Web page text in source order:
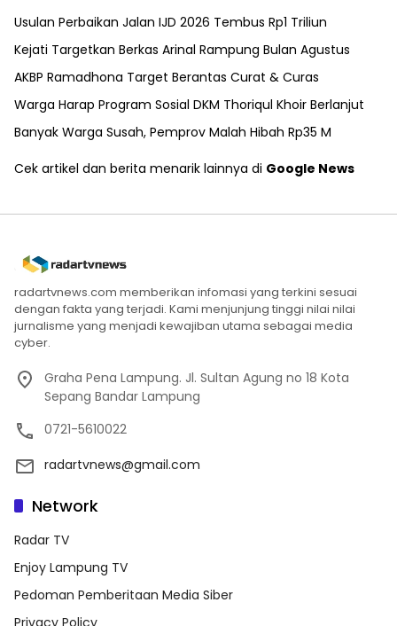
Usulan Perbaikan Jalan IJD 2026 Tembus Rp1 Triliun
Kejati Targetkan Berkas Arinal Rampung Bulan Agustus
AKBP Ramadhona Target Berantas Curat & Curas
Warga Harap Program Sosial DKM Thoriqul Khoir Berlanjut
Banyak Warga Susah, Pemprov Malah Hibah Rp35 M
Cek artikel dan berita menarik lainnya di Google News
radartvnews.com memberikan infomasi yang terkini sesuai
dengan fakta yang terjadi. Kami menjunjung tinggi nilai nilai
jurnalisme yang menjadi kewajiban utama sebagai media
cyber.
Graha Pena Lampung. Jl. Sultan Agung no 18 Kota
Sepang Bandar Lampung
0721-5610022
radartvnews@gmail.com
Network
Radar TV
Enjoy Lampung TV
Pedoman Pemberitaan Media Siber
Privacy Policy